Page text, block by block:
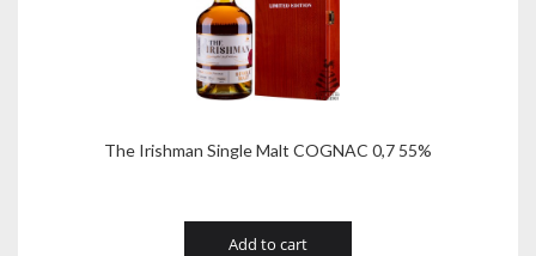
The Irishman Single Malt COGNAC 0,7 55%
Add to cart